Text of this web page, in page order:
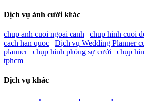
Dịch vụ ảnh cưới khác
chup anh cuoi ngoai canh | chup hinh cuoi
cach han quoc | Dịch vụ Wedding Planner
planner| chụp hình phóng sự cưới | chụp
tphcm
Dịch vụ khác